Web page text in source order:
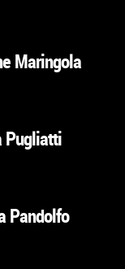
Maringola
Pugliatti
Pandolfo